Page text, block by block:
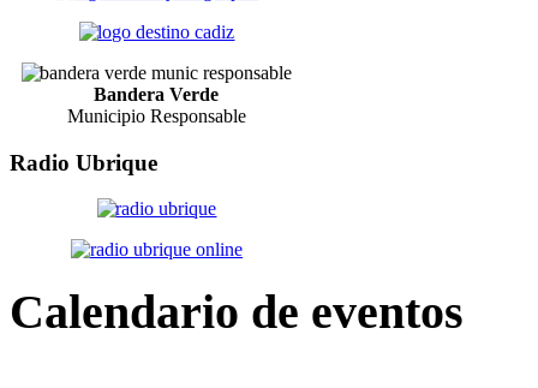
Bandera Verde
Municipio Responsable
Radio Ubrique
Calendario de eventos